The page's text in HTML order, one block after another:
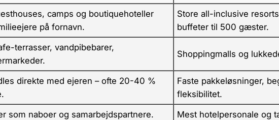
camps og boutiquehoteller
på fornavn.
Store all-inclusive
buffeter til 500 gæster.
terrasser, vandpibebarer,
Shoppingmalls og
direkte med ejeren – ofte 20-40 %
Faste pakkeløsninger,
fleksibilitet.
som naboer og samarbejdspartnere. Mest hotelpersonale og